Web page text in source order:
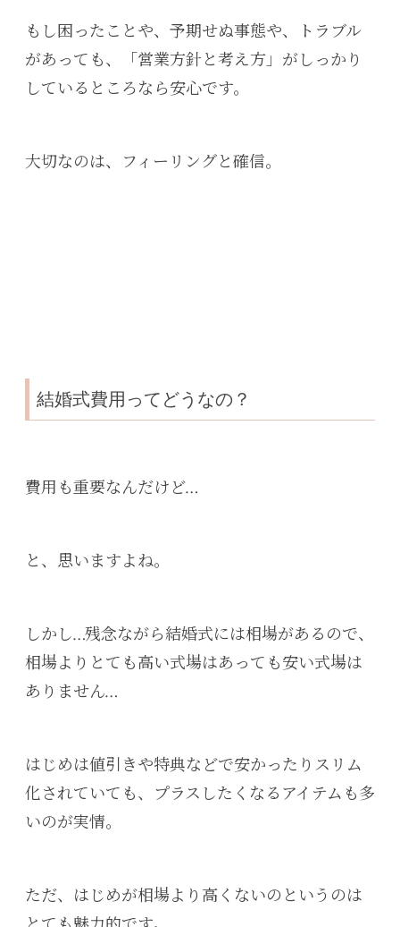
もし困ったことや、予期せぬ事態や、トラブル
があっても、「営業方針と考え方」がしっかり
しているところなら安心です。
大切なのは、フィーリングと確信。
結婚式費用ってどうなの？
費用も重要なんだけど…
と、思いますよね。
しかし…残念ながら結婚式には相場があるので、
相場よりとても高い式場はあっても安い式場は
ありません…
はじめは値引きや特典などで安かったりスリム
化されていても、プラスしたくなるアイテムも多
いのが実情。
ただ、はじめが相場より高くないのというのは